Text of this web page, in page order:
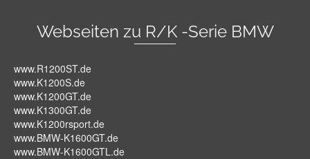
Webseiten zu R/K -Serie BMW
www.R1200ST.de
www.K1200S.de
www.K1200GT.de
www.K1300GT.de
www.K1200rsport.de
www.BMW-K1600GT.de
www.BMW-K1600GTL.de